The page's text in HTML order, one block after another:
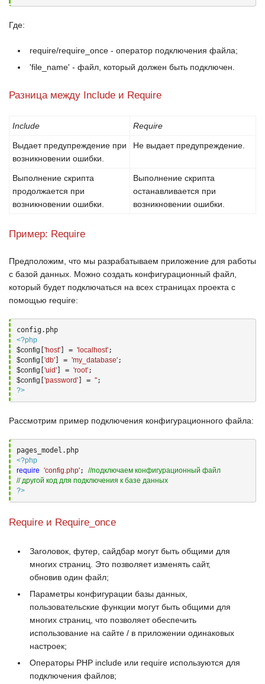
Где:
require/require_once - оператор подключения файла;
'file_name' - файл, который должен быть подключен.
Разница между Include и Require
Include Require
Выдает предупреждение при
возникновении ошибки.
Не выдает предупреждение.
Выполнение скрипта
продолжается при
возникновении ошибки.
Выполнение скрипта
останавливается при
возникновении ошибки.
Пример: Require
Предположим, что мы разрабатываем приложение для работы
с базой данных. Можно создать конфигурационный файл,
который будет подключаться на всех страницах проекта с
помощью require:
<?php
$config 'host' ] = 'localhost'
$config 'db' ] = 'my_database'
$config 'uid' ] = 'root'
$config 'password' ] = ''
?>
Рассмотрим пример подключения конфигурационного файла:
<?php
require 'config.php'; //подключаем конфигурационный файл
// другой код для подключения к базе данных
?>
Require и Require_once
Заголовок, футер, сайдбар могут быть общими для
многих страниц. Это позволяет изменять сайт,
обновив один файл;
Параметры конфигурации базы данных,
пользовательские функции могут быть общими для
многих страниц, что позволяет обеспечить
использование на сайте / в приложении одинаковых
настроек;
Операторы PHP include или require используются для
подключения файлов;